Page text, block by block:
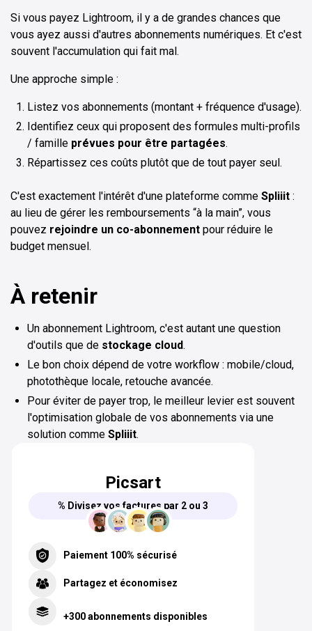
Si vous payez Lightroom, il y a de grandes chances que
vous ayez aussi d'autres abonnements numériques. Et c'est
souvent l'accumulation qui fait mal.
Une approche simple :
Listez vos abonnements (montant + fréquence d'usage).
Identifiez ceux qui proposent des formules multi-profils
/ famille prévues pour être partagées.
Répartissez ces coûts plutôt que de tout payer seul.
C'est exactement l'intérêt d'une plateforme comme Spliiit :
au lieu de gérer les remboursements “à la main”, vous
pouvez rejoindre un co-abonnement pour réduire le
budget mensuel.
À retenir
Un abonnement Lightroom, c'est autant une question
d'outils que de stockage cloud.
Le bon choix dépend de votre workflow : mobile/cloud,
photothèque locale, retouche avancée.
Pour éviter de payer trop, le meilleur levier est souvent
l'optimisation globale de vos abonnements via une
solution comme Spliiit.
Picsart
% Divisez vos factures par 2 ou 3
Paiement 100% sécurisé
Partagez et économisez
+300 abonnements disponibles